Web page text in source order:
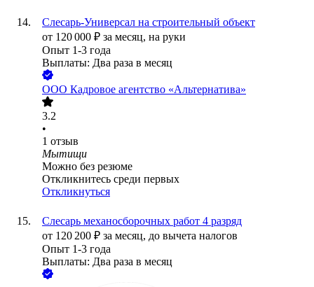
Слесарь-Универсал на строительный объект
от 120 000 ₽ за месяц, на руки
Опыт 1-3 года
Выплаты: Два раза в месяц
ООО Кадровое агентство «Альтернатива»
3.2
•
1 отзыв
Мытищи
Можно без резюме
Откликнитесь среди первых
Откликнуться
Слесарь механосборочных работ 4 разряд
от 120 200 ₽ за месяц, до вычета налогов
Опыт 1-3 года
Выплаты: Два раза в месяц